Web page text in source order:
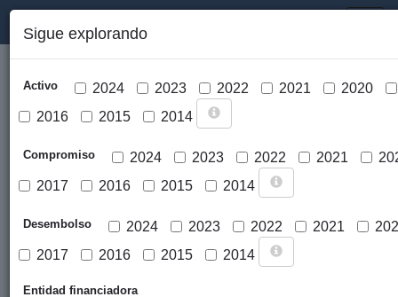
Cargar mapa
Sigue explorando
Activo 2024 2023 2022 2021
2020
2016
2015 2014
Compromiso 2024 2023 2022 2021
2017
2016 2015 2014
Desembolso 2024 2023 2022 2021
2017
2016 2015 2014
Entidad financiadora